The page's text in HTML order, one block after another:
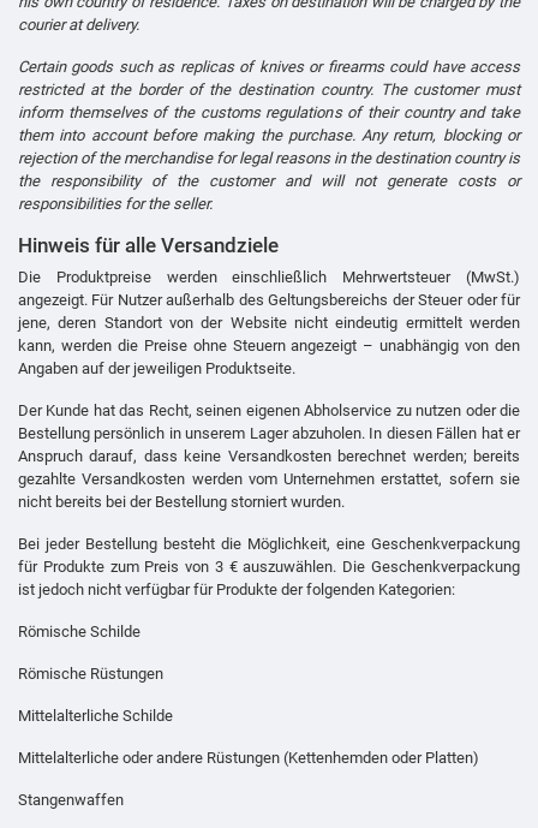
courier at delivery.
Certain goods such as replicas of knives or firearms could have access
restricted at the border of the destination country. The customer must
inform themselves of the customs regulations of their country and take
them into account before making the purchase. Any return, blocking or
rejection of the merchandise for legal reasons in the destination country is
the responsibility of the customer and will not generate costs or
responsibilities for the seller.
Hinweis für alle Versandziele
Die Produktpreise werden einschließlich Mehrwertsteuer (MwSt.)
angezeigt. Für Nutzer außerhalb des Geltungsbereichs der Steuer oder für
jene, deren Standort von der Website nicht eindeutig ermittelt werden
kann, werden die Preise ohne Steuern angezeigt – unabhängig von den
Angaben auf der jeweiligen Produktseite.
Der Kunde hat das Recht, seinen eigenen Abholservice zu nutzen oder die
Bestellung persönlich in unserem Lager abzuholen. In diesen Fällen hat er
Anspruch darauf, dass keine Versandkosten berechnet werden; bereits
gezahlte Versandkosten werden vom Unternehmen erstattet, sofern sie
nicht bereits bei der Bestellung storniert wurden.
Bei jeder Bestellung besteht die Möglichkeit, eine Geschenkverpackung
für Produkte zum Preis von 3 € auszuwählen. Die Geschenkverpackung
ist jedoch nicht verfügbar für Produkte der folgenden Kategorien:
Römische Schilde
Römische Rüstungen
Mittelalterliche Schilde
Mittelalterliche oder andere Rüstungen (Kettenhemden oder Platten)
Stangenwaffen